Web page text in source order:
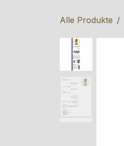
Alle Produkte